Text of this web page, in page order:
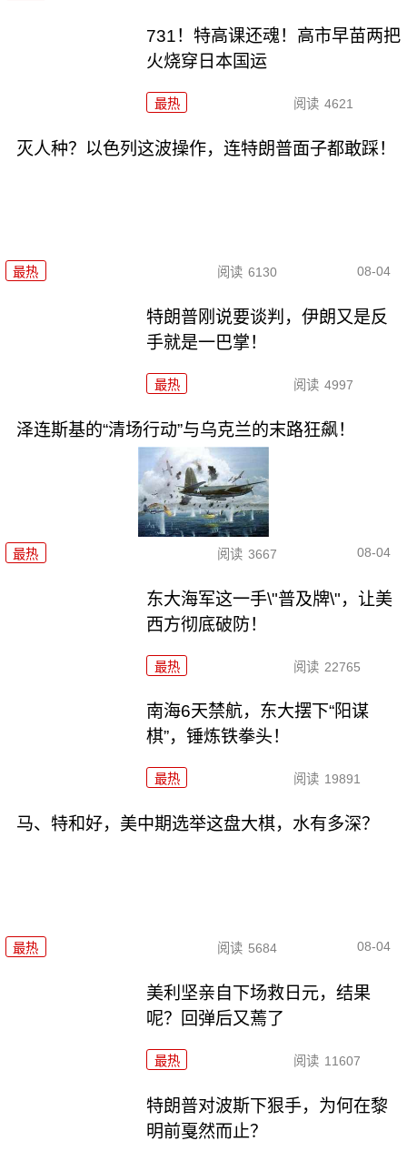
731！特高课还魂！高市早苗两把
火烧穿日本国运
最热 阅读 4621
灭人种？以色列这波操作，连特朗普面子都敢踩！
最热 阅读 6130 08-04
特朗普刚说要谈判，伊朗又是反
手就是一巴掌！
最热 阅读 4997
泽连斯基的“清场行动”与乌克兰的末路狂飙！
最热 阅读 3667 08-04
东大海军这一手\"普及牌\"，让美
西方彻底破防！
最热 阅读 22765
南海6天禁航，东大摆下“阳谋
棋”，锤炼铁拳头！
最热 阅读 19891
马、特和好，美中期选举这盘大棋，水有多深？
最热 阅读 5684 08-04
美利坚亲自下场救日元，结果
呢？回弹后又蔫了
最热 阅读 11607
特朗普对波斯下狠手，为何在黎
明前戛然而止？